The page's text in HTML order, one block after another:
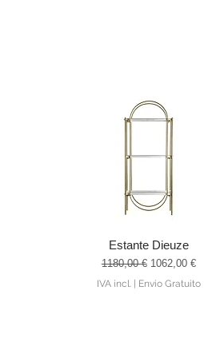
Visualização rápida
Estante Dieuze
Preço normal
1180,00 € Preço
1062,00 €
IVA incl.| Envio Gratuito